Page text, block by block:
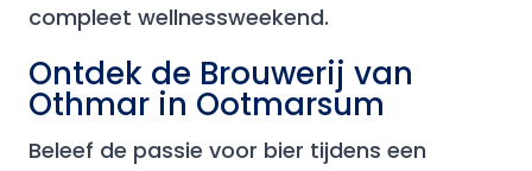
compleet wellnessweekend.
Ontdek de Brouwerij van
Othmar in Ootmarsum
Beleef de passie voor bier tijdens een